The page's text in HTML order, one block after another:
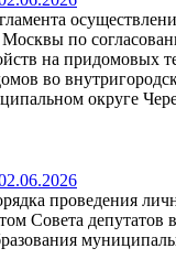
по
на придомовых
во
округе
проведения
Совета депутатов